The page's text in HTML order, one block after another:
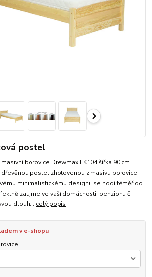
postel
borovice Drewmax LK104 šířka 90 cm
dřevěnou postel zhotovenou z masivu borovice
minimalistickému designu se hodí téměř do
zaujme ve vaší domácnosti, penzionu či
dlouh... celý popis
v e-shopu